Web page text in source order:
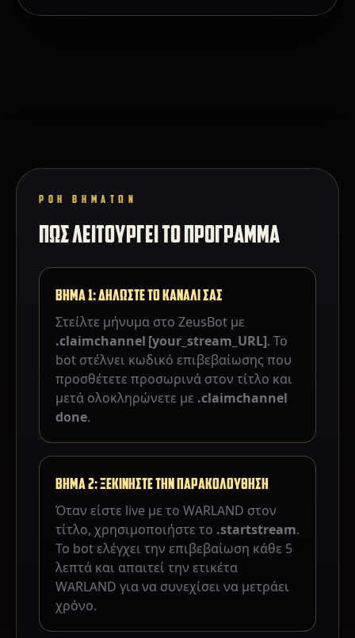
ΡΟΗ ΒΗΜΑΤΩΝ
ΠΩΣ ΛΕΙΤΟΥΡΓΕΙ ΤΟ ΠΡΟΓΡΑΜΜΑ
ΒΗΜΑ 1: ΔΗΛΩΣΤΕ ΤΟ ΚΑΝΑΛΙ ΣΑΣ
Στείλτε μήνυμα στο ZeusBot με
.claimchannel [your_stream_URL]. Το
bot στέλνει κωδικό επιβεβαίωσης που
προσθέτετε προσωρινά στον τίτλο και
μετά ολοκληρώνετε με .claimchannel
done.
ΒΗΜΑ 2: ΞΕΚΙΝΗΣΤΕ ΤΗΝ ΠΑΡΑΚΟΛΟΥΘΗΣΗ
Όταν είστε live με το WARLAND στον
τίτλο, χρησιμοποιήστε το .startstream.
Το bot ελέγχει την επιβεβαίωση κάθε 5
λεπτά και απαιτεί την ετικέτα
WARLAND για να συνεχίσει να μετράει
χρόνο.